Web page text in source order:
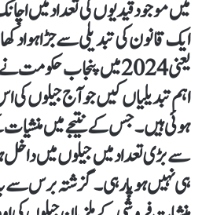
میں موجود قیدیوں کی تعداد میں
ایک قانون کی تبدیلی سے جڑا ہوا
یعنی 2024 میں پنجاب
اہم تبدیلیاں کیں جو آج جیلوں کی
ہوئی ہیں۔جس کے نتیجے میں
سے بڑی تعداد میں جیلوں میں
ہی نہیں ہو پا رہی۔ گزشتہ برس سے